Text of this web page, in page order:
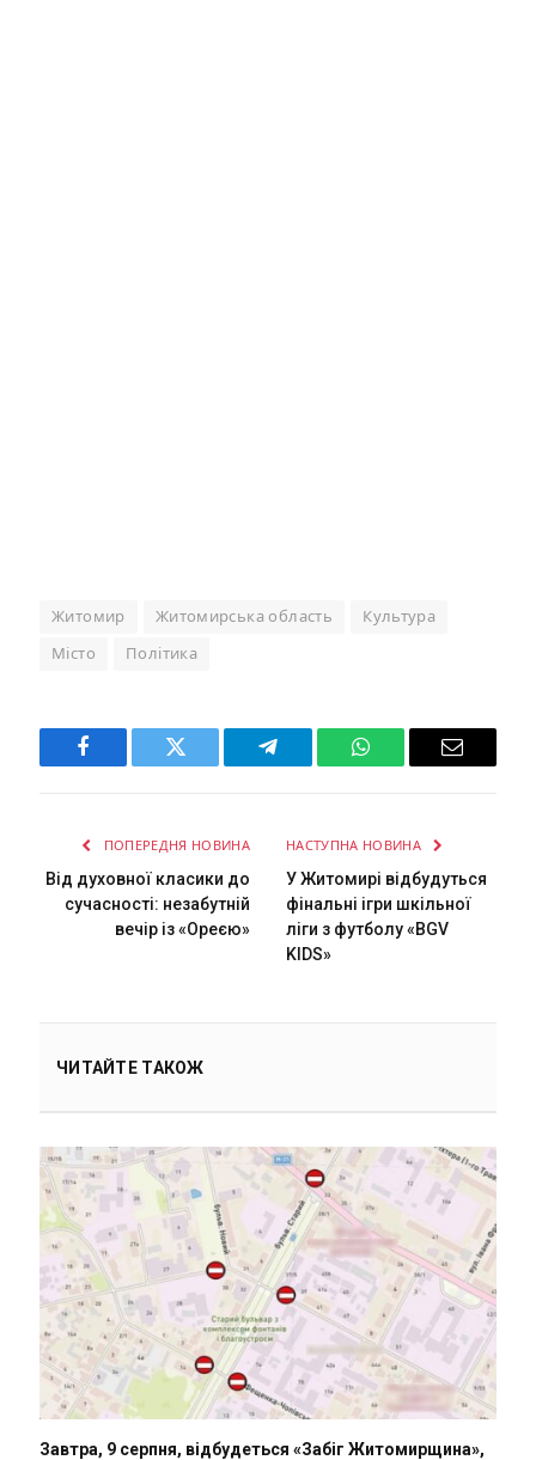
Житомир Житомирська область Культура
Місто Політика
Facebook Twitter Telegram WhatsAppEmail
ПОПЕРЕДНЯ НОВИНА
Від духовної класики до
сучасності: незабутній
вечір із «Ореєю»
НАСТУПНА НОВИНА
У Житомирі відбудуться
фінальні ігри шкільної
ліги з футболу «BGV
KIDS»
ЧИТАЙТЕ ТАКОЖ
Завтра, 9 серпня, відбудеться «Забіг Житомирщина»,